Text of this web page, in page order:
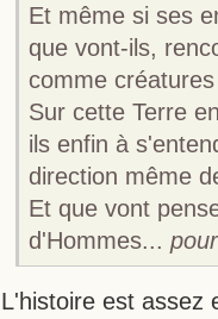
Et même si ses
que vont-ils,
comme
Sur cette Terre
ils enfin à
direction même
Et que vont
d'Hommes...
L'histoire est assez